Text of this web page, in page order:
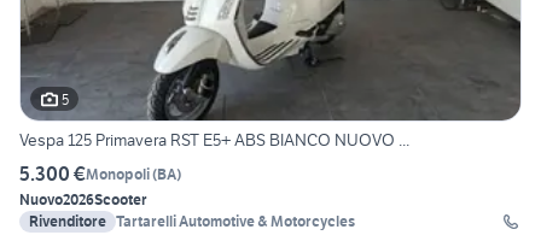
5
Vespa 125 Primavera RST E5+ ABS BIANCO NUOVO ...
5.300 €Monopoli(BA)
Nuovo2026Scooter
Rivenditore Tartarelli Automotive & Motorcycles